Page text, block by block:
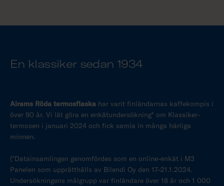
En klassiker sedan 1934
Airams Röda termosflaska har varit finländarnas kaffekompis i
över 90 år. Vi lät göra en enkätundersökning* om Klassiker-
termosen i januari 2024 och fick samla in många härliga
minnen.
(*Datainsamlingen genomfördes som en online-enkät i M3
Panelen som upprätthålls av Bilendi Oy den 17–21.1.2024.
Undersökningens målgrupp var finländare över 18 år och 1 000